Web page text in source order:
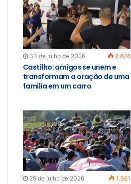
30 de julho de 2026 2.876
Castilho: amigos se unem e
transformam a oração de uma
família em um carro
29 de julho de 2026 1.361